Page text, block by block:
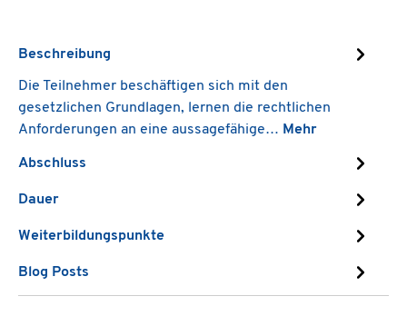
Beschreibung
Die Teilnehmer beschäftigen sich mit den
gesetzlichen Grundlagen, lernen die rechtlichen
Anforderungen an eine aussagefähige… Mehr
Abschluss
Dauer
Weiterbildungspunkte
Blog Posts